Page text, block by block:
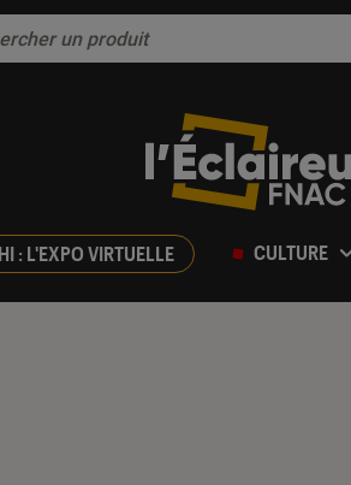
: L'EXPO VIRTUELLE CULTURE